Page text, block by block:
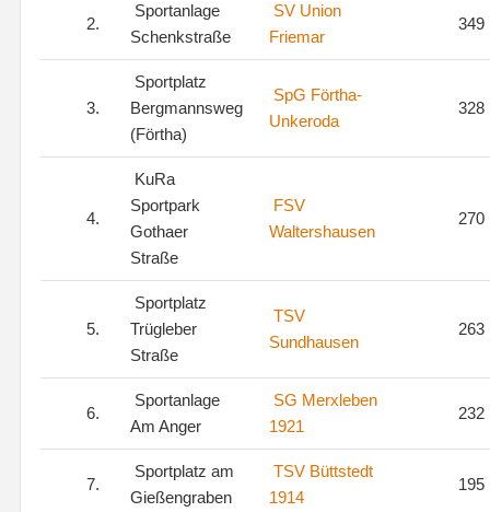
2.
Sportanlage
Schenkstraße
SV Union
Friemar
349
3.
Sportplatz
Bergmannsweg
(Förtha)
SpG Förtha-
Unkeroda
328
4.
KuRa
Sportpark
Gothaer
Straße
FSV
Waltershausen
270
5.
Sportplatz
Trügleber
Straße
TSV
Sundhausen
263
6.
Sportanlage
Am Anger
SG Merxleben
1921
232
7.
Sportplatz am
Gießengraben
TSV Büttstedt
1914
195